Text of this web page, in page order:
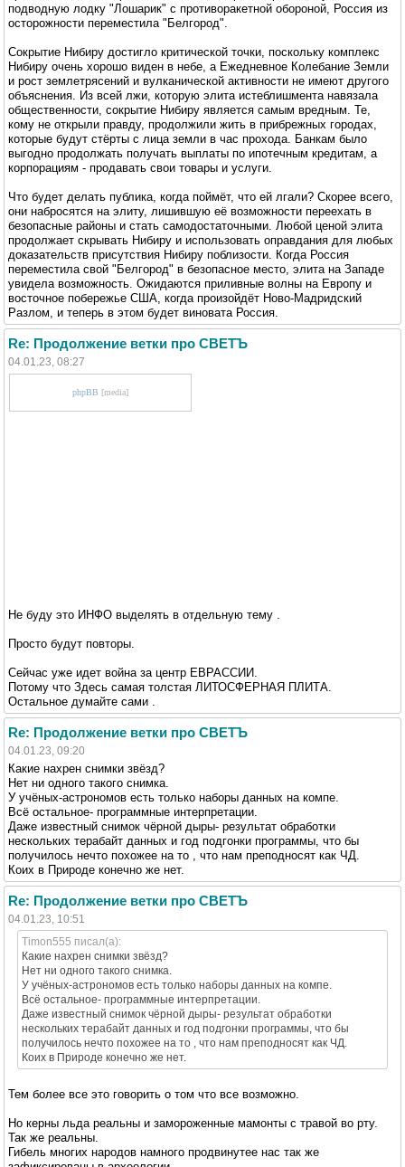
подводную лодку "Лошарик" с противоракетной обороной, Россия из
осторожности переместила "Белгород".
Сокрытие Нибиру достигло критической точки, поскольку комплекс
Нибиру очень хорошо виден в небе, а Ежедневное Колебание Земли
и рост землетрясений и вулканической активности не имеют другого
объяснения. Из всей лжи, которую элита истеблишмента навязала
общественности, сокрытие Нибиру является самым вредным. Те,
кому не открыли правду, продолжили жить в прибрежных городах,
которые будут стёрты с лица земли в час прохода. Банкам было
выгодно продолжать получать выплаты по ипотечным кредитам, а
корпорациям - продавать свои товары и услуги.
Что будет делать публика, когда поймёт, что ей лгали? Скорее всего,
они набросятся на элиту, лишившую её возможности переехать в
безопасные районы и стать самодостаточными. Любой ценой элита
продолжает скрывать Нибиру и использовать оправдания для любых
доказательств присутствия Нибиру поблизости. Когда Россия
переместила свой "Белгород" в безопасное место, элита на Западе
увидела возможность. Ожидаются приливные волны на Европу и
восточное побережье США, когда произойдёт Ново-Мадридский
Разлом, и теперь в этом будет виновата Россия.
Re: Продолжение ветки про СВЕТЪ
04.01.23, 08:27
phpBB [media]
Не буду это ИНФО выделять в отдельную тему .
Просто будут повторы.
Сейчас уже идет война за центр ЕВРАССИИ.
Потому что Здесь самая толстая ЛИТОСФЕРНАЯ ПЛИТА.
Остальное думайте сами .
Re: Продолжение ветки про СВЕТЪ
04.01.23, 09:20
Какие нахрен снимки звёзд?
Нет ни одного такого снимка.
У учёных-астрономов есть только наборы данных на компе.
Всё остальное- программные интерпретации.
Даже известный снимок чёрной дыры- результат обработки
нескольких терабайт данных и год подгонки программы, что бы
получилось нечто похожее на то , что нам преподносят как ЧД.
Коих в Природе конечно же нет.
Re: Продолжение ветки про СВЕТЪ
04.01.23, 10:51
Timon555 писал(а):
Какие нахрен снимки звёзд?
Нет ни одного такого снимка.
У учёных-астрономов есть только наборы данных на компе.
Всё остальное- программные интерпретации.
Даже известный снимок чёрной дыры- результат обработки
нескольких терабайт данных и год подгонки программы, что бы
получилось нечто похожее на то , что нам преподносят как ЧД.
Коих в Природе конечно же нет.
Тем более все это говорить о том что все возможно.
Но керны льда реальны и замороженные мамонты с травой во рту.
Так же реальны.
Гибель многих народов намного продвинутее нас так же